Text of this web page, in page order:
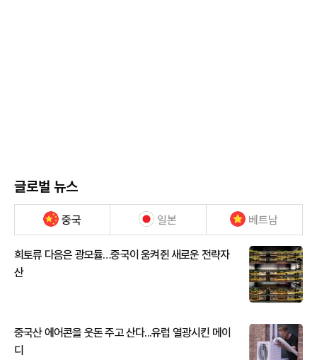
글로벌 뉴스
중국 일본 베트남
희토류 다음은 광모듈…중국이 움켜쥔 새로운 전략자
산
중국산 에어콘을 웃돈 주고 산다...유럽 열광시킨 메이
디